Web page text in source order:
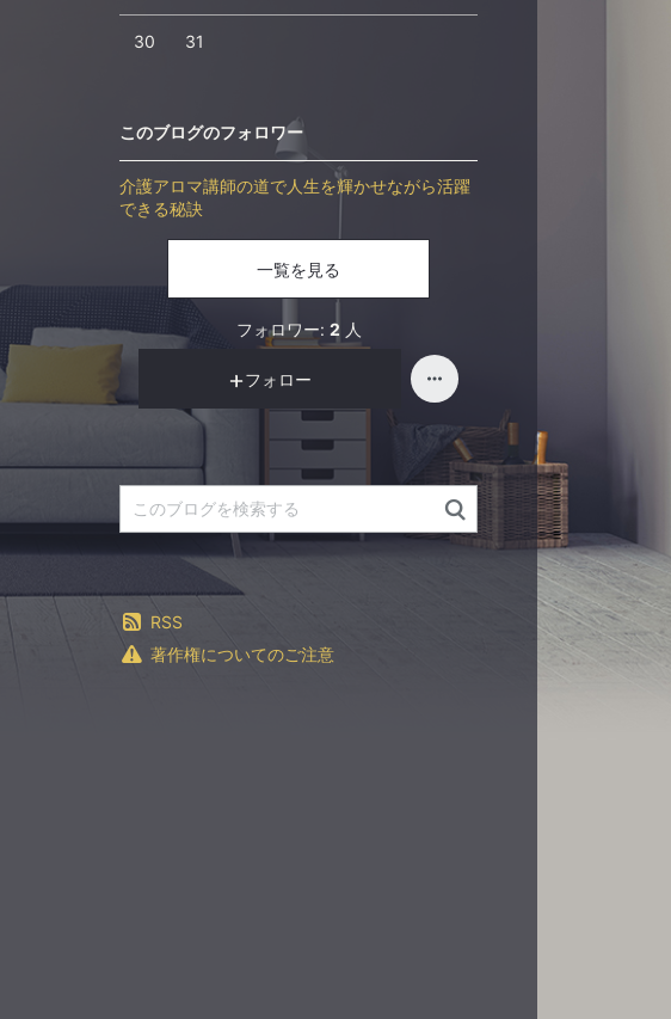
30 31
このブログのフォロワー
介護アロマ講師の道で人生を輝かせながら活躍
できる秘訣
一覧を見る
フォロワー: 2 人
フォロー
RSS
著作権についてのご注意